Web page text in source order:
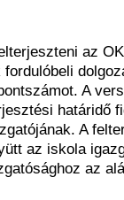
az
A
határidő
A
az iskola
az